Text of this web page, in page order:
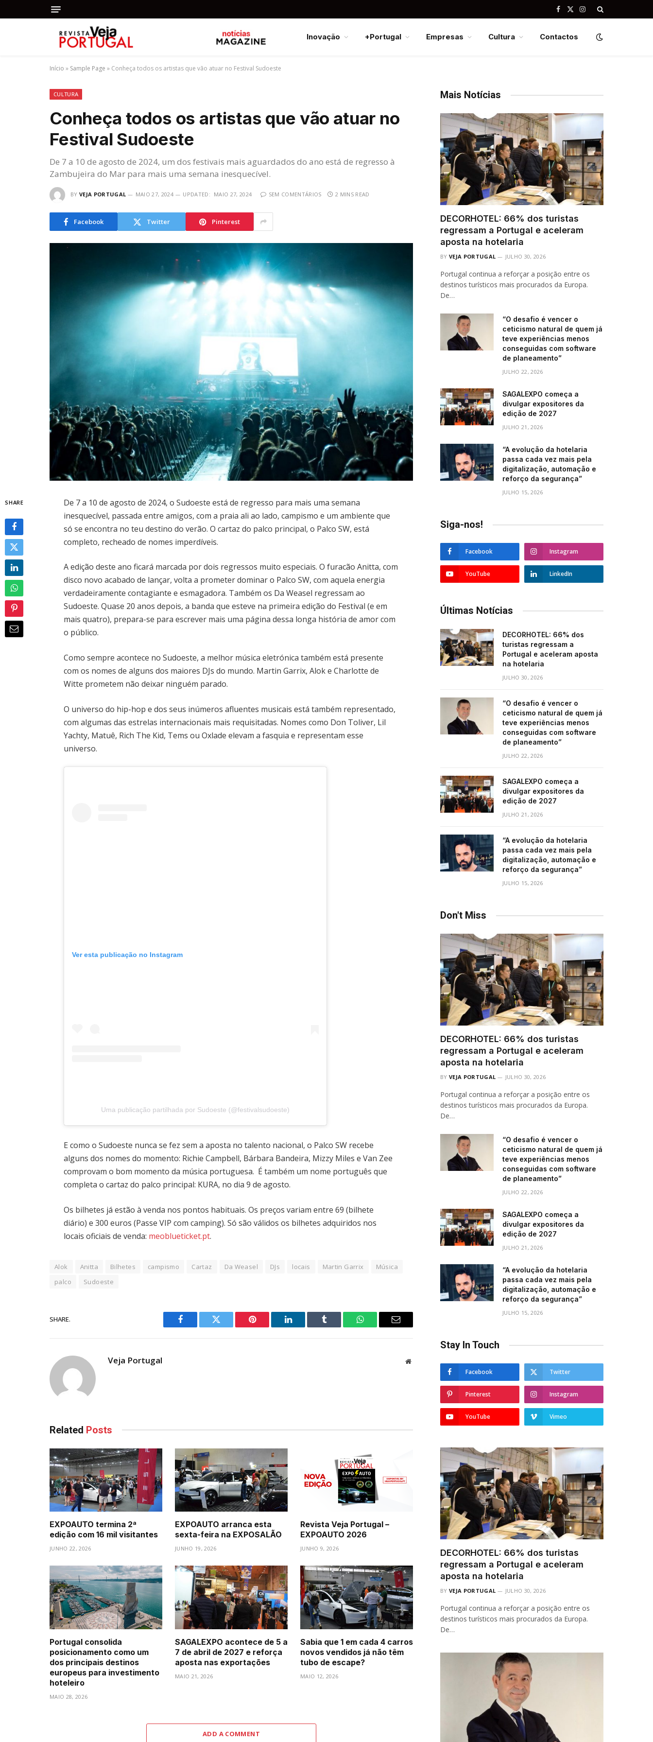
Facebook
X
Instagram
Inovação +Portugal Empresas Cultura Contactos
Início » Sample Page » Conheça todos os artistas que vão atuar no Festival Sudoeste
CULTURA
Conheça todos os artistas que vão atuar no
Festival Sudoeste
De 7 a 10 de agosto de 2024, um dos festivais mais aguardados do ano está de regresso à
Zambujeira do Mar para mais uma semana inesquecível.
BY VEJA PORTUGAL MAIO 27, 2024 UPDATED: MAIO 27, 2024 SEM COMENTÁRIOS 2 MINS READ
Facebook Twitter Pinterest
SHARE
De 7 a 10 de agosto de 2024, o Sudoeste está de regresso para mais uma semana
inesquecível, passada entre amigos, com a praia ali ao lado, campismo e um ambiente que
só se encontra no teu destino do verão. O cartaz do palco principal, o Palco SW, está
completo, recheado de nomes imperdíveis.
A edição deste ano ficará marcada por dois regressos muito especiais. O furacão Anitta, com
disco novo acabado de lançar, volta a prometer dominar o Palco SW, com aquela energia
verdadeiramente contagiante e esmagadora. Também os Da Weasel regressam ao
Sudoeste. Quase 20 anos depois, a banda que esteve na primeira edição do Festival (e em
mais quatro), prepara-se para escrever mais uma página dessa longa história de amor com
o público.
Como sempre acontece no Sudoeste, a melhor música eletrónica também está presente
com os nomes de alguns dos maiores DJs do mundo. Martin Garrix, Alok e Charlotte de
Witte prometem não deixar ninguém parado.
O universo do hip-hop e dos seus inúmeros afluentes musicais está também representado,
com algumas das estrelas internacionais mais requisitadas. Nomes como Don Toliver, Lil
Yachty, Matuê, Rich The Kid, Tems ou Oxlade elevam a fasquia e representam esse
universo.
Ver esta publicação no Instagram
Uma publicação partilhada por Sudoeste (@festivalsudoeste)
E como o Sudoeste nunca se fez sem a aposta no talento nacional, o Palco SW recebe
alguns dos nomes do momento: Richie Campbell, Bárbara Bandeira, Mizzy Miles e Van Zee
comprovam o bom momento da música portuguesa. É também um nome português que
completa o cartaz do palco principal: KURA, no dia 9 de agosto.
Os bilhetes já estão à venda nos pontos habituais. Os preços variam entre 69 (bilhete
diário) e 300 euros (Passe VIP com camping). Só são válidos os bilhetes adquiridos nos
locais oficiais de venda: meoblueticket.pt.
Alok Anitta Bilhetes campismo Cartaz Da Weasel DJs locais Martin Garrix
Música
palco
Sudoeste
SHARE.
Facebook Twitter Pinterest LinkedIn Tumblr WhatsAppEmail
Veja Portugal Website
Related Posts
EXPOAUTO termina 2ª
edição com 16 mil visitantes
JUNHO 22, 2026
EXPOAUTO arranca esta
sexta-feira na EXPOSALÃO
JUNHO 19, 2026
Revista Veja Portugal –
EXPOAUTO 2026
JUNHO 9, 2026
Portugal consolida
posicionamento como um
dos principais destinos
europeus para investimento
hoteleiro
MAIO 28, 2026
SAGALEXPO acontece de 5 a
7 de abril de 2027 e reforça
aposta nas exportações
MAIO 21, 2026
Sabia que 1 em cada 4 carros
novos vendidos já não têm
tubo de escape?
MAIO 12, 2026
ADD A COMMENT
Mais Notícias
DECORHOTEL: 66% dos turistas
regressam a Portugal e aceleram
aposta na hotelaria
BY VEJA PORTUGAL JULHO 30, 2026
Portugal continua a reforçar a posição entre os
destinos turísticos mais procurados da Europa.
De…
“O desafio é vencer o
ceticismo natural de quem já
teve experiências menos
conseguidas com software
de planeamento”
JULHO 22, 2026
SAGALEXPO começa a
divulgar expositores da
edição de 2027
JULHO 21, 2026
“A evolução da hotelaria
passa cada vez mais pela
digitalização, automação e
reforço da segurança”
JULHO 15, 2026
Siga-nos!
Facebook Instagram
YouTube LinkedIn
Últimas Notícias
DECORHOTEL: 66% dos
turistas regressam a
Portugal e aceleram aposta
na hotelaria
JULHO 30, 2026
“O desafio é vencer o
ceticismo natural de quem já
teve experiências menos
conseguidas com software
de planeamento”
JULHO 22, 2026
SAGALEXPO começa a
divulgar expositores da
edição de 2027
JULHO 21, 2026
“A evolução da hotelaria
passa cada vez mais pela
digitalização, automação e
reforço da segurança”
JULHO 15, 2026
Don't Miss
DECORHOTEL: 66% dos turistas
regressam a Portugal e aceleram
aposta na hotelaria
BY VEJA PORTUGAL JULHO 30, 2026
Portugal continua a reforçar a posição entre os
destinos turísticos mais procurados da Europa.
De…
“O desafio é vencer o
ceticismo natural de quem já
teve experiências menos
conseguidas com software
de planeamento”
JULHO 22, 2026
SAGALEXPO começa a
divulgar expositores da
edição de 2027
JULHO 21, 2026
“A evolução da hotelaria
passa cada vez mais pela
digitalização, automação e
reforço da segurança”
JULHO 15, 2026
Stay In Touch
Facebook Twitter
Pinterest Instagram
YouTube Vimeo
DECORHOTEL: 66% dos turistas
regressam a Portugal e aceleram
aposta na hotelaria
BY VEJA PORTUGAL JULHO 30, 2026
Portugal continua a reforçar a posição entre os
destinos turísticos mais procurados da Europa.
De…